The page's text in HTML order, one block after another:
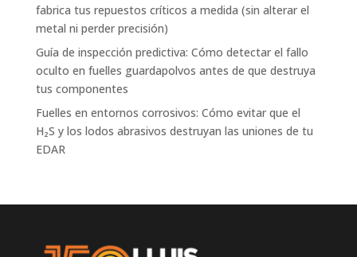
fabrica tus repuestos críticos a medida (sin alterar el
metal ni perder precisión)
Guía de inspección predictiva: Cómo detectar el fallo
oculto en fuelles guardapolvos antes de que destruya
tus componentes
Fuelles en entornos corrosivos: Cómo evitar que el
H₂S y los lodos abrasivos destruyan las uniones de tu
EDAR